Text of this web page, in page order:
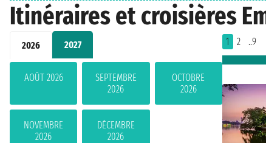
Itinéraires et croisières
2026 2027
AOÛT 2026
SEPTEMBRE
2026
OCTOBRE
2026
NOVEMBRE
2026
DÉCEMBRE
2026
1 2 ..9